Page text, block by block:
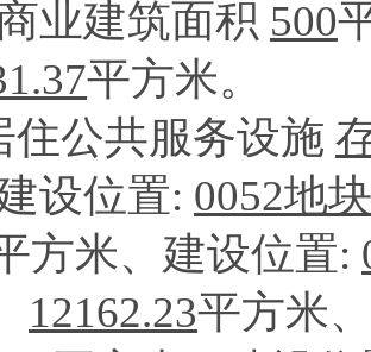
业建筑面积 500
平方米。
住公共服务设施
设位置: 0052地
方米、建设位置:
12162.23平方米